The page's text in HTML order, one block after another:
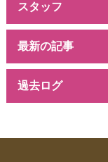
スタッフ
最新の記事
過去ログ